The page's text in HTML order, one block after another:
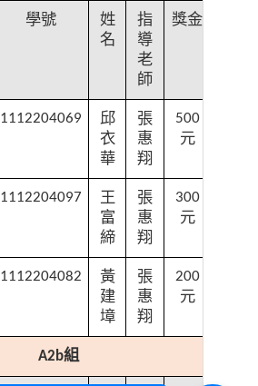
學號
姓
名
指
導
老
師
獎金
1112204069
邱
衣
華
張
惠
翔
500
元
1112204097
王
富
締
張
惠
翔
300
元
1112204082
黃
建
墇
張
惠
翔
200
元
A2b組